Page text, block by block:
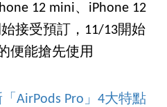
12 mini、iPhone 12
接受預訂，11/13開始
便能搶先使用
AirPods Pro」4大特點